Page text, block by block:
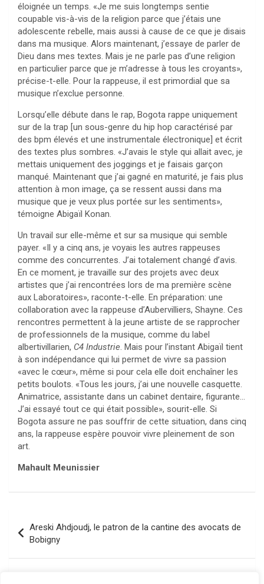
éloignée un temps. «Je me suis longtemps sentie
coupable vis-à-vis de la religion parce que j’étais une
adolescente rebelle, mais aussi à cause de ce que je disais
dans ma musique. Alors maintenant, j’essaye de parler de
Dieu dans mes textes. Mais je ne parle pas d’une religion
en particulier parce que je m’adresse à tous les croyants»,
précise-t-elle. Pour la rappeuse, il est primordial que sa
musique n’exclue personne.
Lorsqu’elle débute dans le rap, Bogota rappe uniquement
sur de la trap [un sous-genre du hip hop caractérisé par
des bpm élevés et une instrumentale électronique] et écrit
des textes plus sombres. «J’avais le style qui allait avec, je
mettais uniquement des joggings et je faisais garçon
manqué. Maintenant que j’ai gagné en maturité, je fais plus
attention à mon image, ça se ressent aussi dans ma
musique que je veux plus portée sur les sentiments»,
témoigne Abigaïl Konan.
Un travail sur elle-même et sur sa musique qui semble
payer. «Il y a cinq ans, je voyais les autres rappeuses
comme des concurrentes. J’ai totalement changé d’avis.
En ce moment, je travaille sur des projets avec deux
artistes que j’ai rencontrées lors de ma première scène
aux Laboratoires», raconte-t-elle. En préparation: une
collaboration avec la rappeuse d’Aubervilliers, Shayne. Ces
rencontres permettent à la jeune artiste de se rapprocher
de professionnels de la musique, comme du label
albertivillarien, C4 Industrie. Mais pour l’instant Abigaïl tient
à son indépendance qui lui permet de vivre sa passion
«avec le cœur», même si pour cela elle doit enchaîner les
petits boulots. «Tous les jours, j’ai une nouvelle casquette.
Animatrice, assistante dans un cabinet dentaire, figurante…
J’ai essayé tout ce qui était possible», sourit-elle. Si
Bogota assure ne pas souffrir de cette situation, dans cinq
ans, la rappeuse espère pouvoir vivre pleinement de son
art.
Mahault Meunissier
de
l’article
Areski Ahdjoudj, le patron de la cantine des avocats de
Bobigny